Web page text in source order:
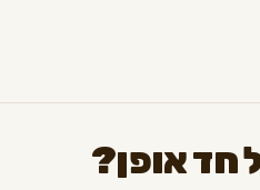
חד אופן?